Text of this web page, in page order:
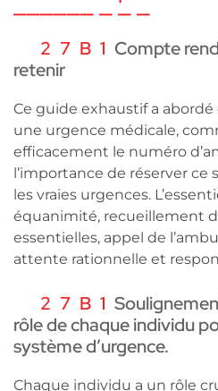
Compte
retenir
Ce guide exhaustif a
une urgence médicale,
efficacement le numéro
l’importance de réserver ce
les vraies urgences.
équanimité, recueillement
essentielles, appel de
attente rationnelle et
rôle de chaque individu
système d’urgence.
Chaque individu a un rôle